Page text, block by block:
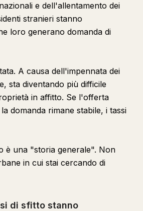
e dell'allentamento dei
stranieri stanno
loro generano domanda di
A causa dell'impennata dei
sta diventando più difficile
in affitto. Se l'offerta
domanda rimane stabile, i tassi
è una "storia generale". Non
in cui stai cercando di
di sfitto stanno